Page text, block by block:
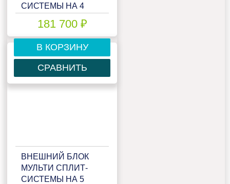
СИСТЕМЫ НА 4
FREE MATCH
4U85S2SR5FA
181 700 ₽
В КОРЗИНУ
СРАВНИТЬ
ВНЕШНИЙ БЛОК
МУЛЬТИ СПЛИТ-
СИСТЕМЫ НА 5